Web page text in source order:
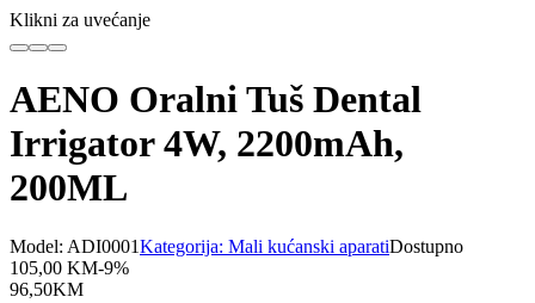
Klikni za uvećanje
AENO Oralni Tuš Dental
Irrigator 4W, 2200mAh,
200ML
Model: ADI0001Kategorija: Mali kućanski aparatiDostupno
105,00 KM-9%
96,50KM